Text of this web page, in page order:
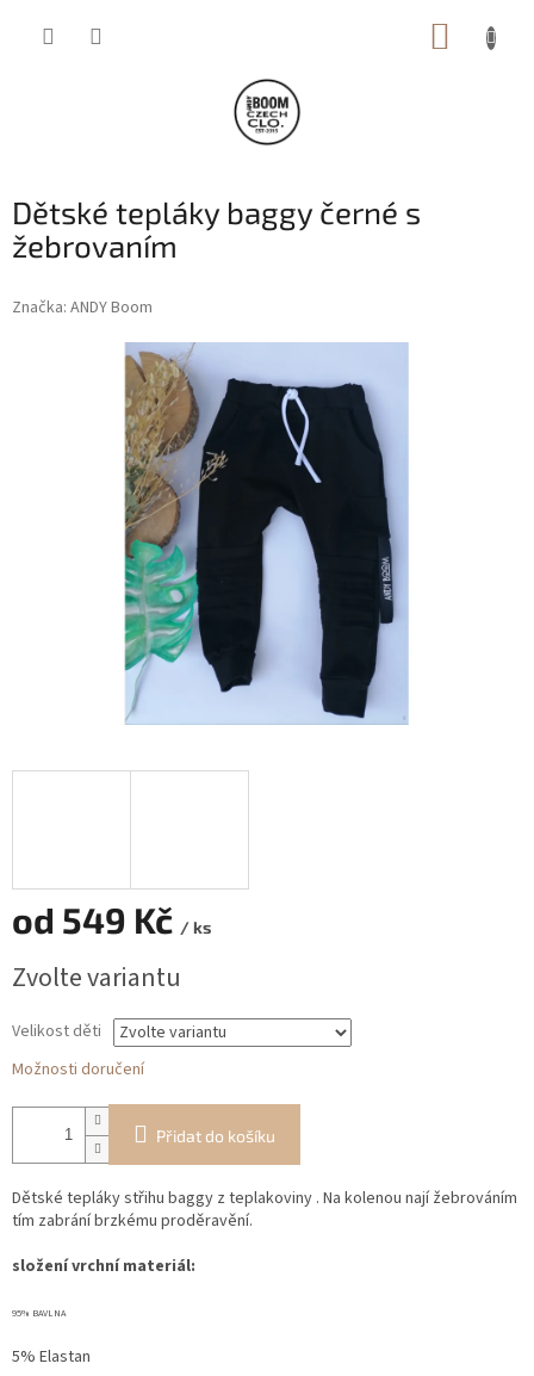
Dětské tepláky baggy černé s
žebrovaním
Značka: ANDY Boom
od 549 Kč / ks
cena:
Zvolte variantu
Velikost děti
Možnosti doručení
Přidat do košíku
Dětské tepláky střihu baggy z teplakoviny . Na kolenou nají žebrováním
tím zabrání brzkému proděravění.
složení vrchní materiál:
95% BAVLNA
5% Elastan